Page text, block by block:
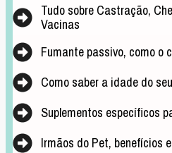
Tudo sobre Castração,
Vacinas
Fumante passivo, como o
Como saber a idade do
Suplementos específicos
Irmãos do Pet, benefícios